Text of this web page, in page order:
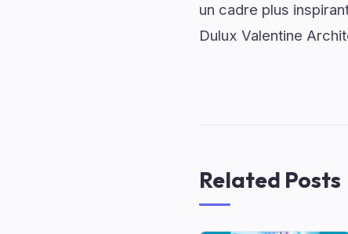
un cadre plus
Dulux Valentine
Related Posts